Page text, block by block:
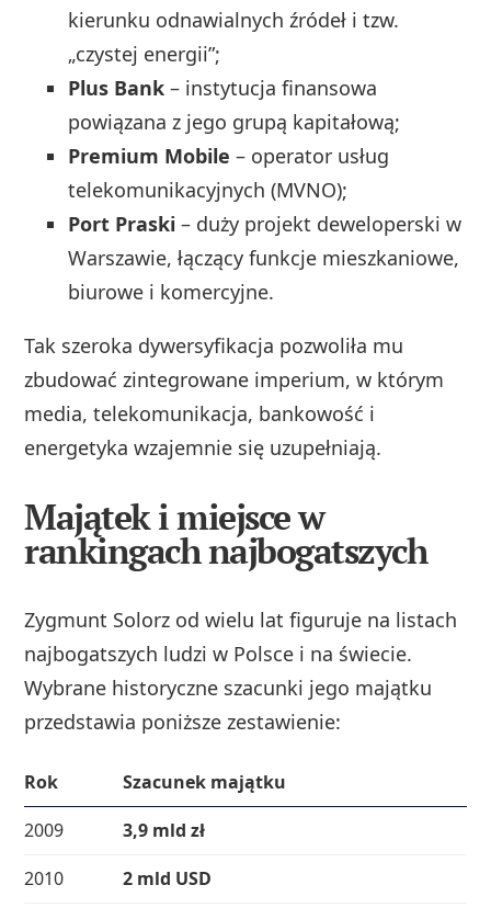
kierunku odnawialnych źródeł i tzw.
„czystej energii”;
Plus Bank – instytucja finansowa
powiązana z jego grupą kapitałową;
Premium Mobile – operator usług
telekomunikacyjnych (MVNO);
Port Praski – duży projekt deweloperski w
Warszawie, łączący funkcje mieszkaniowe,
biurowe i komercyjne.
Tak szeroka dywersyfikacja pozwoliła mu
zbudować zintegrowane imperium, w którym
media, telekomunikacja, bankowość i
energetyka wzajemnie się uzupełniają.
Majątek i miejsce w
rankingach najbogatszych
Zygmunt Solorz od wielu lat figuruje na listach
najbogatszych ludzi w Polsce i na świecie.
Wybrane historyczne szacunki jego majątku
przedstawia poniższe zestawienie:
Rok Szacunek majątku
2009
3,9 mld zł
2010
2 mld USD